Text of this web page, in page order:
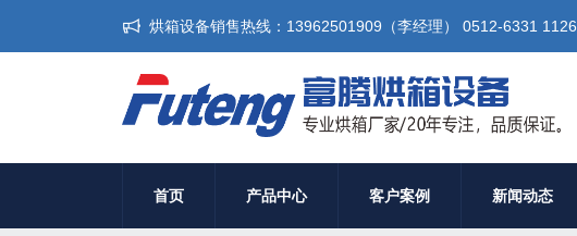
烘箱设备销售热线：13962501909（李经理） 0512-6331 1126
首页 产品中心 客户案例 新闻动态